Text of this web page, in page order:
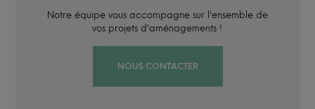
Notre équipe vous accompagne sur l'ensemble de
vos projets d'aménagements !
NOUS CONTACTER